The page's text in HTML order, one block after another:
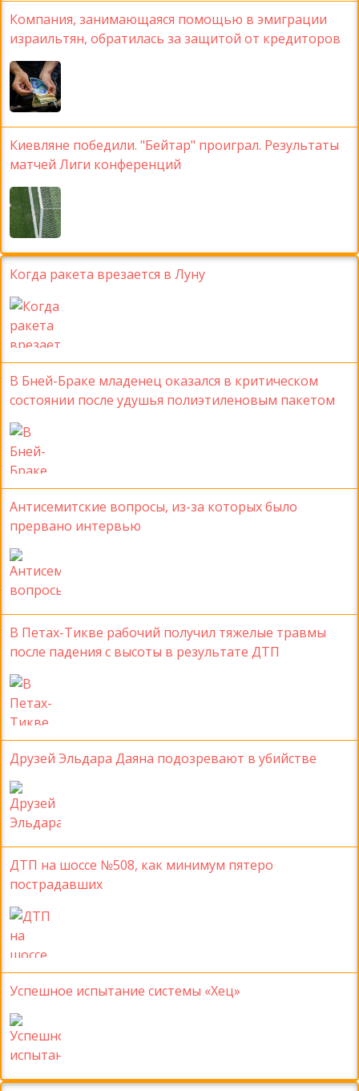
Компания, занимающаяся помощью в эмиграции
израильтян, обратилась за защитой от кредиторов
Киевляне победили. "Бейтар" проиграл. Результаты
матчей Лиги конференций
Когда ракета врезается в Луну
В Бней-Браке младенец оказался в критическом
состоянии после удушья полиэтиленовым пакетом
Антисемитские вопросы, из-за которых было
прервано интервью
В Петах-Тикве рабочий получил тяжелые травмы
после падения с высоты в результате ДТП
Друзей Эльдара Даяна подозревают в убийстве
ДТП на шоссе №508, как минимум пятеро
пострадавших
Успешное испытание системы «Хец»